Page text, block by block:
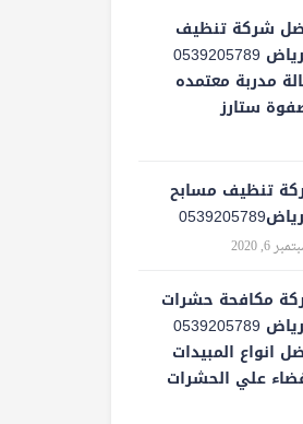
شركة تنظيف
بالرياض 0539205789
مدربة معتمده
ستارز
تنظيف مسابح
6, 2020
مكافحة حشرات
بالرياض 0539205789
انواع المبيدات
علي الحشرات